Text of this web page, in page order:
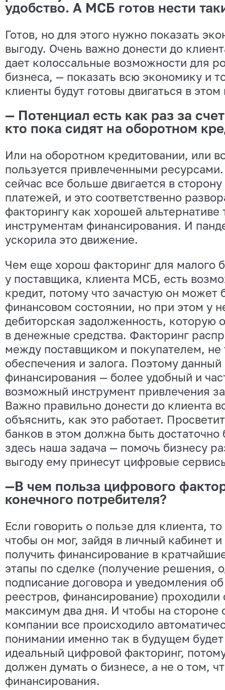
удобство. А МСБ готов нести
Готов, но для этого нужно показать
выгоду. Очень важно донести до
дает колоссальные возможности для
бизнеса, — показать всю экономику и
клиенты будут готовы двигаться в
— Потенциал есть как раз за
кто пока сидят на оборотном
Или на оборотном кредитовании, или
пользуется привлеченными
сейчас все больше двигается в
платежей, и это соответственно
факторингу как хорошей
инструментам финансирования. И
ускорила это движение.
Чем еще хорош факторинг для малого
у поставщика, клиента МСБ, есть
кредит, потому что зачастую он может
финансовом состоянии, но при этом у
дебиторская задолженность, которую
в денежные средства. Факторинг
между поставщиком и покупателем, не
обеспечения и залога. Поэтому данный
финансирования — более удобный и
возможный инструмент привлечения
Важно правильно донести до клиента
объяснить, как это работает.
банков в этом должна быть
здесь наша задача — помочь бизнесу
выгоду ему принесут цифровые
—В чем польза цифрового
конечного потребителя?
Если говорить о пользе для клиента,
чтобы он мог, зайдя в личный кабинет
получить финансирование в
этапы по сделке (получение решения,
подписание договора и уведомления
реестров, финансирование) проходили
максимум два дня. И чтобы на стороне
компании все происходило
понимании именно так в будущем
идеальный цифровой факторинг,
должен думать о бизнесе, а не о том,
финансирования.